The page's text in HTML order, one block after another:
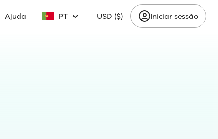
Ajuda PT USD ($) Iniciar sessão